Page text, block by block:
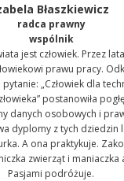
Błaszkiewicz
radca prawny
wspólnik
jest człowiek. Przez
prawu pracy.
„Człowiek dla
postanowiła
danych osobowych i
dyplomy z tych dziedzin
A ona praktykuje.
zwierząt i maniaczka
Pasjami podróżuje.